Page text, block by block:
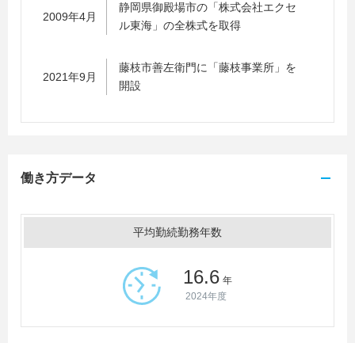
2009年4月
静岡県御殿場市の「株式会社エクセ
ル東海」の全株式を取得
2021年9月
藤枝市善左衛門に「藤枝事業所」を
開設
働き方データ
平均勤続勤務年数
16.6 年
2024年度